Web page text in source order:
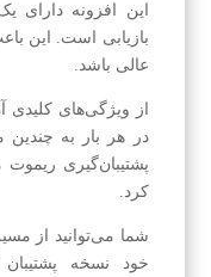
این افزونه دارای
بازیابی است. این
عالی باشد.
از ویژگی‌های کلیدی
در هر بار به
کرد.
شما می‌توانید از
خود نسخه پشتیبان